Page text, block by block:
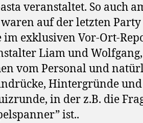
veranstaltet. So auch
auf der letzten Party
exklusiven Vor-Ort-
Liam und Wolfgang,
vom Personal und
Hintergründe und
in der z.B. die
ist..